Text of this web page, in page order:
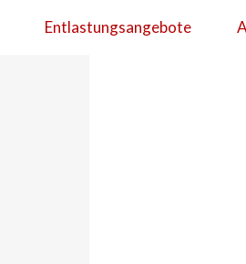
Entlastungsangebote